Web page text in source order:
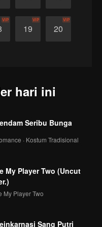
VIP
19
VIP
20
VIP
hari ini
Seribu Bunga
· Kostum Tradisional
My Player Two (Uncut
My Player Two
Sang Putri